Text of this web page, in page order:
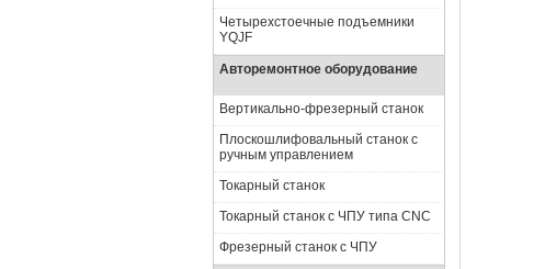
Четырехстоечные подъемники
YQJF
Авторемонтное оборудование
Вертикально-фрезерный станок
Плоскошлифовальный станок с
ручным управлением
Токарный станок
Токарный станок с ЧПУ типа CNC
Фрезерный станок с ЧПУ